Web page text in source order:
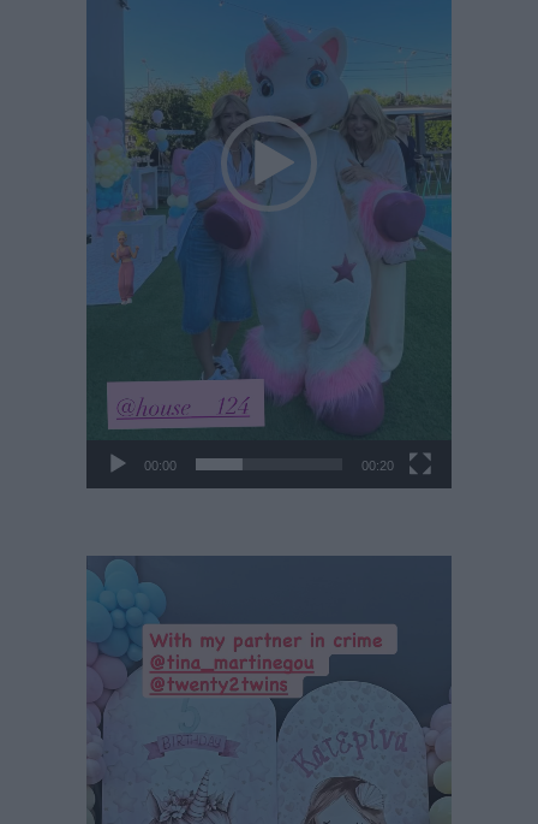
00:00 00:20
Πρόγραμμα
Αναπαραγωγής
Βίντεο